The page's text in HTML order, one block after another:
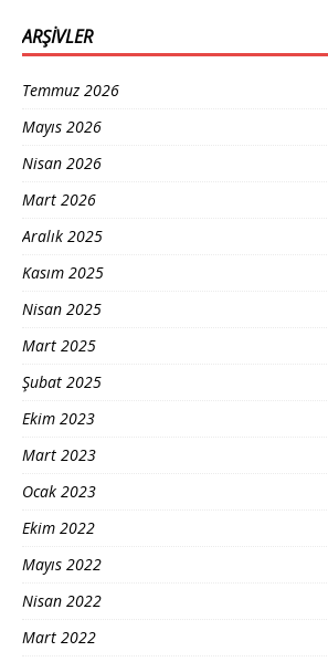
ARŞIVLER
Temmuz 2026
Mayıs 2026
Nisan 2026
Mart 2026
Aralık 2025
Kasım 2025
Nisan 2025
Mart 2025
Şubat 2025
Ekim 2023
Mart 2023
Ocak 2023
Ekim 2022
Mayıs 2022
Nisan 2022
Mart 2022